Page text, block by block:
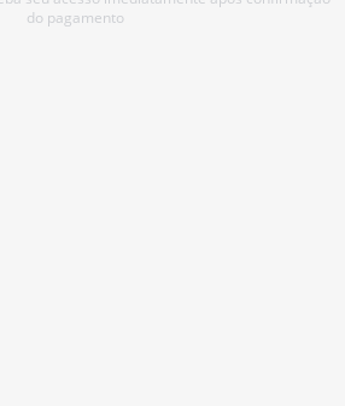
do pagamento